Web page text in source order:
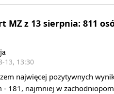
MZ z 13 sierpnia: 811
13, 13:30
najwięcej pozytywnych
- 181, najmniej w